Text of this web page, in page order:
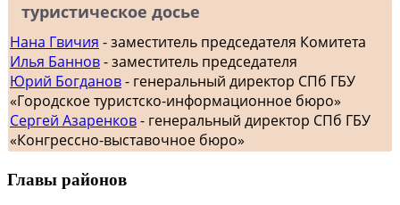
туристическое досье
Нана Гвичия - заместитель председателя Комитета
Илья Баннов- заместитель председателя
Юрий Богданов- генеральный директор СПб ГБУ
«Городское туристско-информационное бюро»
Сергей Азаренков- генеральный директор СПб ГБУ
«Конгрессно-выставочное бюро»
Главы районов